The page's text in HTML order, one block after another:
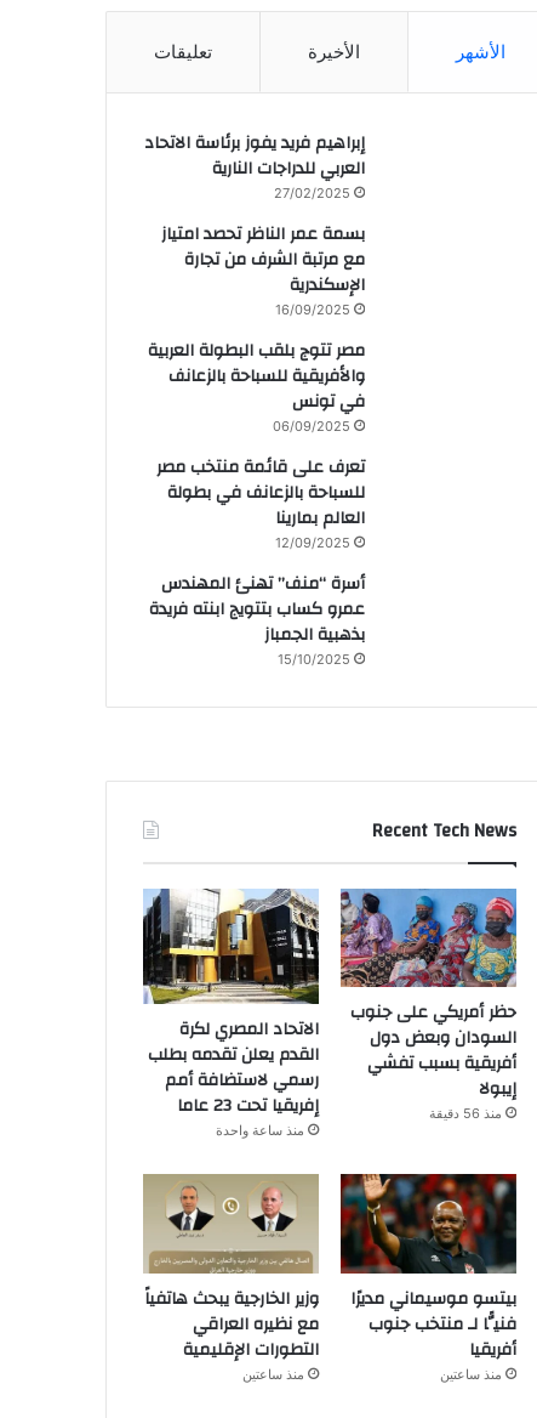
الأشهر الأخيرة تعليقات
إبراهيم فريد يفوز برئاسة الاتحاد
العربي للدراجات النارية
27/02/2025
بسمة عمر الناظر تحصد امتياز
مع مرتبة الشرف من تجارة
الإسكندرية
16/09/2025
مصر تتوج بلقب البطولة العربية
والأفريقية للسباحة بالزعانف
في تونس
06/09/2025
تعرف على قائمة منتخب مصر
للسباحة بالزعانف في بطولة
العالم بمارينا
12/09/2025
أسرة “منف” تهنئ المهندس
عمرو كساب بتتويج ابنته فريدة
بذهبية الجمباز
15/10/2025
Recent Tech News
حظر أمريكي على جنوب
السودان وبعض دول
أفريقية بسبب تفشي
إيبولا
منذ 56 دقيقة
الاتحاد المصري لكرة
القدم يعلن تقدمه بطلب
رسمي لاستضافة أمم
إفريقيا تحت 23 عاما
منذ ساعة واحدة
بيتسو موسيماني مديرًا
فنيًّا لـ منتخب جنوب
أفريقيا
منذ ساعتين
وزير الخارجية يبحث هاتفياً
مع نظيره العراقي
التطورات الإقليمية
منذ ساعتين